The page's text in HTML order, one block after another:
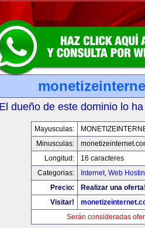
El dueño de este dominio lo
Mayusculas:
Minusculas:
Longitud:
16 caracteres
Categorias:
Internet, Web
Precio:
Realizar una
Visitar!
Serán consideradas